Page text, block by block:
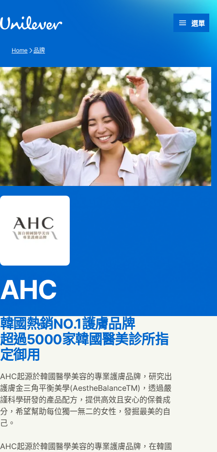
選單
Home 品牌
AHC
韓國熱銷NO.1護膚品牌
超過5000家韓國醫美診所指
定御用
AHC起源於韓國醫學美容的專業護膚品牌，研究出
護膚金三角平衡美學(AestheBalanceTM)，透過嚴
謹科學研發的產品配方，提供高效且安心的保養成
分，希望幫助每位獨一無二的女性，發掘最美的自
己。
AHC起源於韓國醫學美容的專業護膚品牌，在韓國